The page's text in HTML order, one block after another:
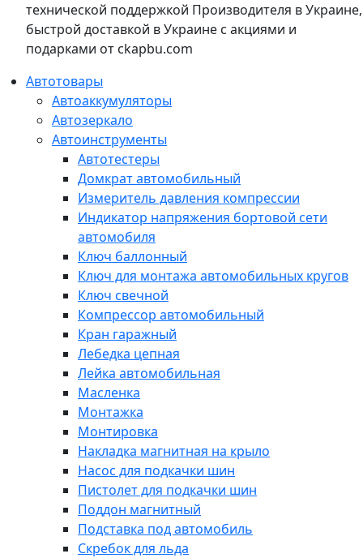
технической поддержкой Производителя в Украине,
быстрой доставкой в Украине с акциями и
подарками от ckapbu.com
Автотовары
Автоаккумуляторы
Автозеркало
Автоинструменты
Автотестеры
Домкрат автомобильный
Измеритель давления компрессии
Индикатор напряжения бортовой сети
автомобиля
Ключ баллонный
Ключ для монтажа автомобильных кругов
Ключ свечной
Компрессор автомобильный
Кран гаражный
Лебедка цепная
Лейка автомобильная
Масленка
Монтажка
Монтировка
Накладка магнитная на крыло
Насос для подкачки шин
Пистолет для подкачки шин
Поддон магнитный
Подставка под автомобиль
Скребок для льда